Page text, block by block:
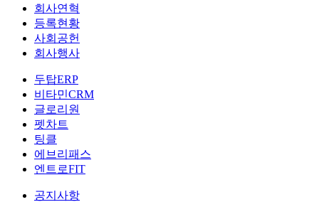
회사연혁
등록현황
사회공헌
회사행사
두탑ERP
비타민CRM
글로리원
펫차트
팅클
에브리패스
엔트로FIT
공지사항